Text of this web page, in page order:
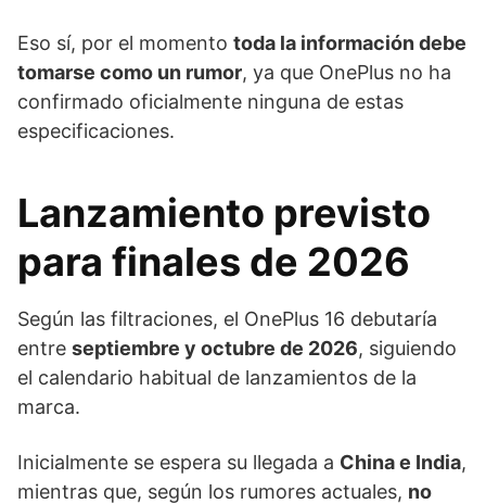
Eso sí, por el momento toda la información debe
tomarse como un rumor, ya que OnePlus no ha
confirmado oficialmente ninguna de estas
especificaciones.
Lanzamiento previsto
para finales de 2026
Según las filtraciones, el OnePlus 16 debutaría
entre septiembre y octubre de 2026, siguiendo
el calendario habitual de lanzamientos de la
marca.
Inicialmente se espera su llegada a China e India,
mientras que, según los rumores actuales, no